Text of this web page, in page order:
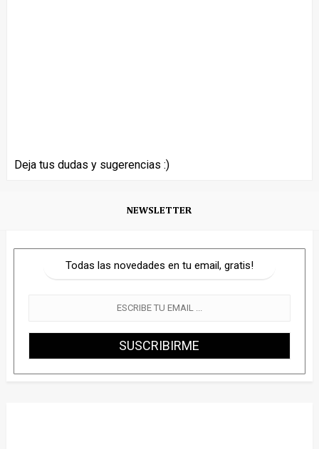
Deja tus dudas y sugerencias :)
NEWSLETTER
Todas las novedades en tu email, gratis!